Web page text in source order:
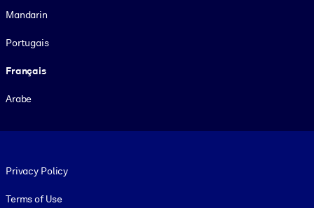
Mandarin
Portugais
Français
Arabe
Privacy Policy
Terms of Use